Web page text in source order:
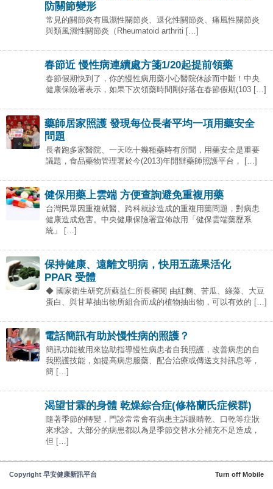
防關節變形
常見的關節炎有風濕性關節炎、退化性關節炎、痛風性關節炎
與類風濕性關節炎（Rheumatoid arthriti […]
春節近 慢性病連續處方箋1/20起提前領藥
春節假期快到了，你的慢性病用藥小心醫院休診而中斷！中央
健康保險署表示，如果下次領藥時間剛好落在春節假期(103 […]
藥師居家照護 發現每位長者平均一項用藥安全
問題
長者跑多家醫院、一天吃十幾種藥時有所聞，用藥安全是重要
議題，食品藥物管理署於今(2013)年開辦藥師照護平台， […]
健保用藥上雲端 方便查詢避免重複用藥
台灣民眾因重複就醫、跨科就診造成的重複用藥問題，對病患
健康造成危害。中央健康保險署宣佈啟用「健保雲端藥歷系
統」 […]
保持健康、遠離文明病，快用五蔬果活化
PPAR 受體
◆ 國家衛生研究所蘇益仁所長審閱 由紅麴、苦瓜、綠藻、大豆
蛋白、與甘草抽出物所組合而成的植物抽出物，可以有效的 […]
電話簡訊有助於慢性病的照護？
簡訊功能被用來協助指導慢性病患者自我照護，改善病患的自
我照護技能，如提高病患服藥、配合治療或傳送支持訊息等，
簡 […]
渴望甘霖的身體 乾燥綜合症(修格蘭氏症候群)
隨著季節的轉變，門診常常會有病患主訴眼睛乾、口乾等症狀
來求診。大部分的病患都以為是季節交替水分補充不足造成，
但 […]
Copyright 早安健康新訊平台 Turn off Mobile